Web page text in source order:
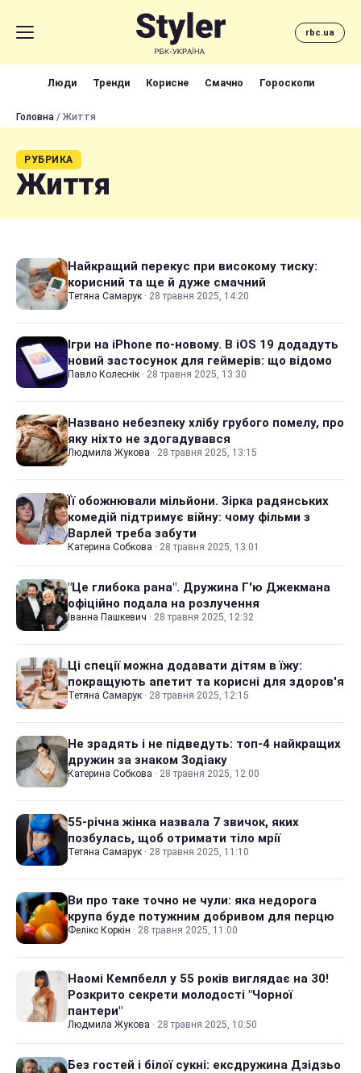
rbc.ua
Люди Тренди Корисне Смачно Гороскопи
Головна / Життя
РУБРИКА
Життя
Найкращий перекус при високому тиску:
корисний та ще й дуже смачний
Тетяна Самарук · 28 травня 2025, 14:20
Ігри на iPhone по-новому. В iOS 19 додадуть
новий застосунок для геймерів: що відомо
Павло Колеснік · 28 травня 2025, 13:30
Названо небезпеку хлібу грубого помелу, про
яку ніхто не здогадувався
Людмила Жукова · 28 травня 2025, 13:15
Її обожнювали мільйони. Зірка радянських
комедій підтримує війну: чому фільми з
Варлей треба забути
Катерина Собкова · 28 травня 2025, 13:01
"Це глибока рана". Дружина Г'ю Джекмана
офіційно подала на розлучення
Іванна Пашкевич · 28 травня 2025, 12:32
Ці спеції можна додавати дітям в їжу:
покращують апетит та корисні для здоров'я
Тетяна Самарук · 28 травня 2025, 12:15
Не зрадять і не підведуть: топ-4 найкращих
дружин за знаком Зодіаку
Катерина Собкова · 28 травня 2025, 12:00
55-річна жінка назвала 7 звичок, яких
позбулась, щоб отримати тіло мрії
Тетяна Самарук · 28 травня 2025, 11:10
Ви про таке точно не чули: яка недорога
крупа буде потужним добривом для перцю
Фелікс Коркін · 28 травня 2025, 11:00
Наомі Кемпбелл у 55 років виглядає на 30!
Розкрито секрети молодості "Чорної
пантери"
Людмила Жукова · 28 травня 2025, 10:50
Без гостей і білої сукні: ексдружина Дзідзьо